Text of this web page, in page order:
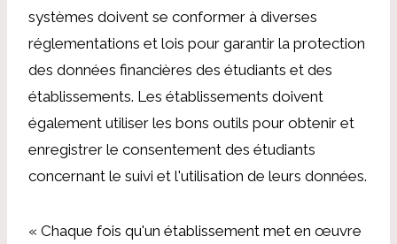
systèmes doivent se conformer à diverses
réglementations et lois pour garantir la protection
des données financières des étudiants et des
établissements. Les établissements doivent
également utiliser les bons outils pour obtenir et
enregistrer le consentement des étudiants
concernant le suivi et l'utilisation de leurs données.
« Chaque fois qu'un établissement met en œuvre